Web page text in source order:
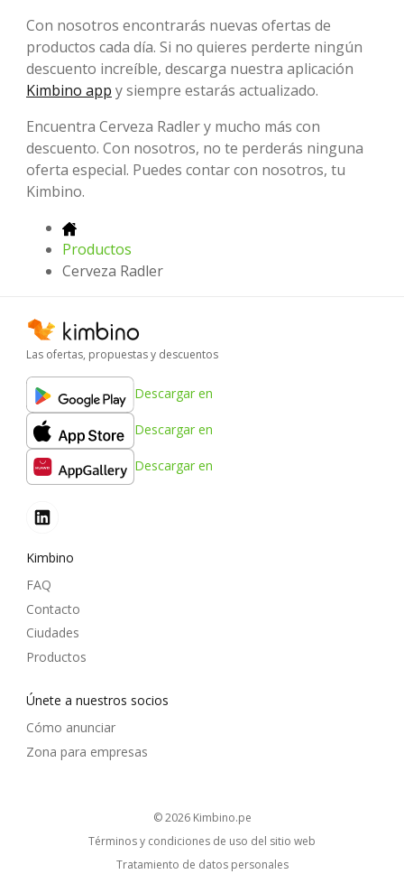
Con nosotros encontrarás nuevas ofertas de
productos cada día. Si no quieres perderte ningún
descuento increíble, descarga nuestra aplicación
Kimbino app y siempre estarás actualizado.
Encuentra Cerveza Radler y mucho más con
descuento. Con nosotros, no te perderás ninguna
oferta especial. Puedes contar con nosotros, tu
Kimbino.
Productos
Cerveza Radler
Las ofertas, propuestas y descuentos
Descargar en
Descargar en
Descargar en
Kimbino
FAQ
Contacto
Ciudades
Productos
Únete a nuestros socios
Cómo anunciar
Zona para empresas
© 2026 kimbino.pe
Términos y condiciones de uso del sitio web
Tratamiento de datos personales